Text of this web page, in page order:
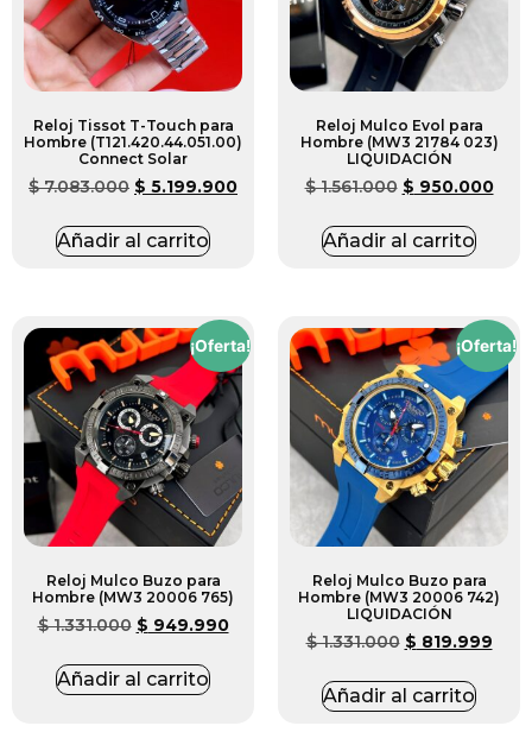
Reloj Tissot T-Touch para
Hombre (T121.420.44.051.00)
Connect Solar
$7.083.000 $ 5.199.900
Añadir al carrito
Reloj Mulco Evol para
Hombre (MW3 21784 023)
LIQUIDACIÓN
$1.561.000 $ 950.000
Añadir al carrito
¡Oferta!
Reloj Mulco Buzo para
Hombre (MW3 20006 765)
$1.331.000 $ 949.990
Añadir al carrito
¡Oferta!
Reloj Mulco Buzo para
Hombre (MW3 20006 742)
LIQUIDACIÓN
$1.331.000 $ 819.999
Añadir al carrito